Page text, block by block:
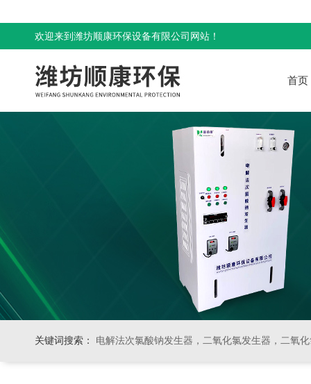
欢迎来到潍坊顺康环保设备有限公司网站！
首页
关键词搜索： 电解法次氯酸钠发生器，二氧化氯发生器，二氧化氯投加器，缓释消毒器